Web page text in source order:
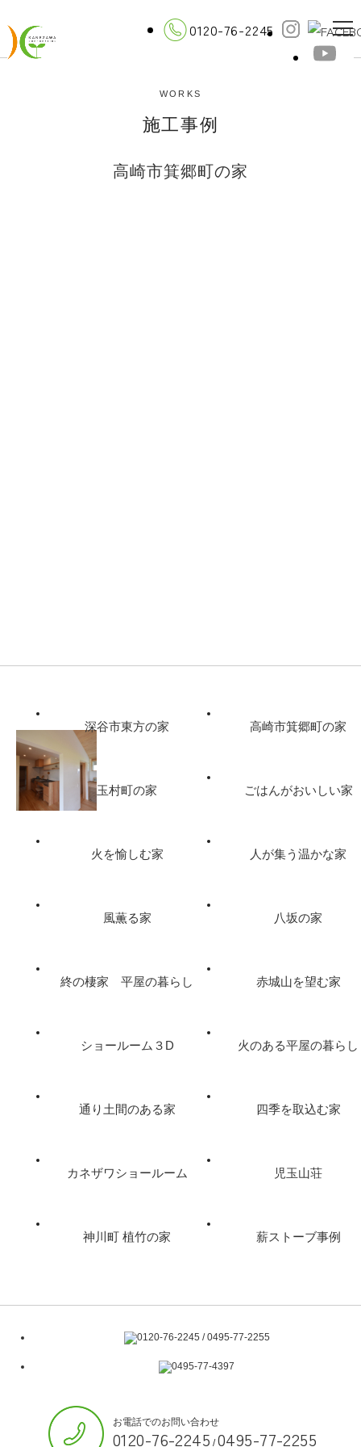
0120-76-2245
WORKS
施工事例
高崎市箕郷町の家
深谷市東方の家 高崎市箕郷町の家
玉村町の家 ごはんがおいしい家
火を愉しむ家 人が集う温かな家
風薫る家 八坂の家
終の棲家 平屋の暮らし 赤城山を望む家
ショールーム３D 火のある平屋の暮らし
通り土間のある家 四季を取込む家
カネザワショールーム 児玉山荘
神川町 植竹の家 薪ストーブ事例
お電話でのお問い合わせ
0120-76-2245 /0495-77-2255